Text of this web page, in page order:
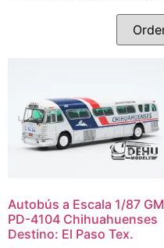
Autobús a Escala 1/87 GM
PD-4104 Chihuahuenses
Destino: El Paso Tex.